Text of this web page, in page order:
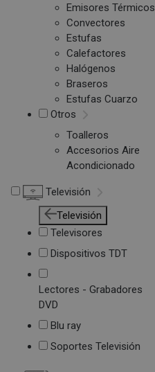
Emisores Térmicos
Convectores
Estufas
Calefactores
Halógenos
Braseros
Estufas Cuarzo
Otros
Toalleros
Accesorios Aire
Acondicionado
Televisión
Televisión
Televisores
Dispositivos TDT
Lectores - Grabadores
DVD
Blu ray
Soportes Televisión